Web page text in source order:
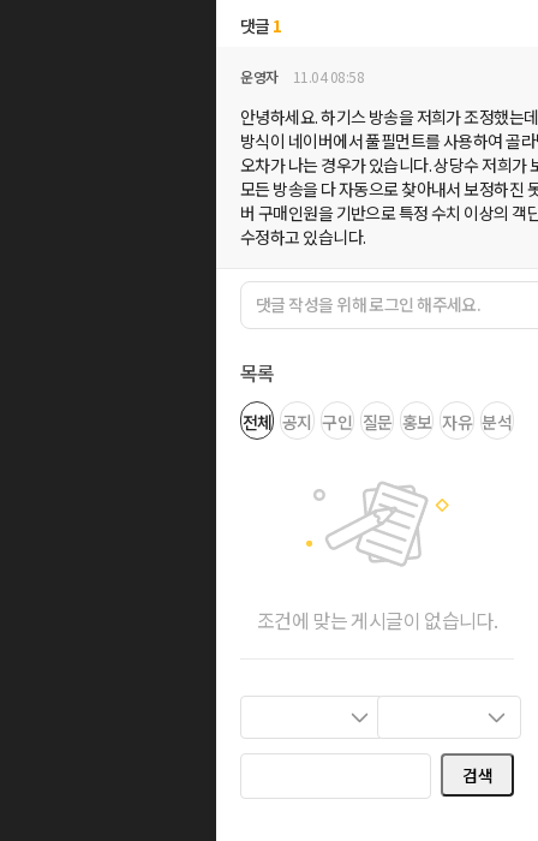
댓글 1
운영자 11.04 08:58
안녕하세요. 하기스 방송을 저희가 조정했는
방식이 네이버에서 풀필먼트를 사용하여 골
오차가 나는 경우가 있습니다. 상당수 저희가
모든 방송을 다 자동으로 찾아내서 보정하진
버 구매인원을 기반으로 특정 수치 이상의 객
수정하고 있습니다.
목록
전체 공지 구인 질문 홍보 자유 분석
조건에 맞는 게시글이 없습니다.
검색